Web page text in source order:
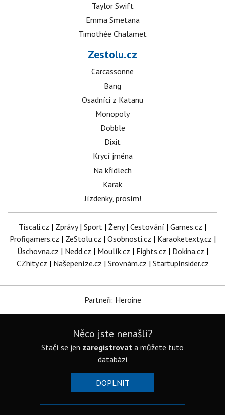
Taylor Swift
Emma Smetana
Timothée Chalamet
Zestolu.cz
Carcassonne
Bang
Osadníci z Katanu
Monopoly
Dobble
Dixit
Krycí jména
Na křídlech
Karak
Jízdenky, prosím!
Tiscali.cz | Zprávy| Sport | Ženy| Cestování | Games.cz |
Profigamers.cz | ZeStolu.cz | Osobnosti.cz | Karaoketexty.cz |
Úschovna.cz | Nedd.cz | Moulík.cz | Fights.cz | Dokina.cz |
CZhity.cz | Našepeníze.cz | Srovnám.cz | StartupInsider.cz
Partneři: Heroine
Něco jste nenašli?
Stačí se jen zaregistrovat a můžete tuto
databázi
DOPLNIT